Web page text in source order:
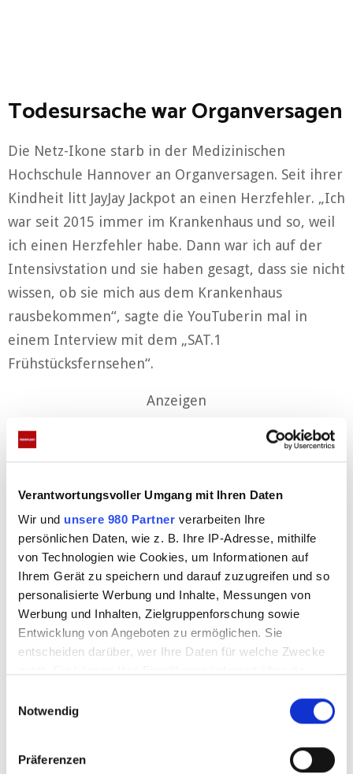
Verantwortungsvoller Umgang mit Ihren Daten
Wir und unsere 980 Partner verarbeiten Ihre
persönlichen Daten, wie z. B. Ihre IP-Adresse, mithilfe
von Technologien wie Cookies, um Informationen auf
Ihrem Gerät zu speichern und darauf zuzugreifen und so
personalisierte Werbung und Inhalte, Messungen von
Werbung und Inhalten, Zielgruppenforschung sowie
Entwicklung von Angeboten zu ermöglichen. Sie
entscheiden darüber, wer Ihre Daten für welche Zwecke
Trigger Symbol ändern oder widerrufen
Erfahren Sie mehr darüber, wie Ihre persönlichen Daten
verarbeitet werden, und legen Sie Ihre Präferenzen im
Notwendig
Präferenzen
Todesursache war Organversagen
Die Netz-Ikone starb in der Medizinischen
Hochschule Hannover an Organversagen. Seit ihrer
Kindheit litt JayJay Jackpot an einen Herzfehler. „Ich
war seit 2015 immer im Krankenhaus und so, weil
ich einen Herzfehler habe. Dann war ich auf der
Intensivstation und sie haben gesagt, dass sie nicht
wissen, ob sie mich aus dem Krankenhaus
rausbekommen“, sagte die YouTuberin mal in
einem Interview mit dem „SAT.1
Frühstücksfernsehen“.
Anzeigen
JayJay Jackpot litt an Krankheit
Mit 12 Jahren wurde bei der Niedersächsin die
schwere Herzkrankheit festgestellt – seitdem hatte
sie immer wieder Probleme. Zuletzt legte sie
Und auch in einem RTL-Interview sagte die Kult-
Horrorfilm. Von heute auf morgen war ich auf